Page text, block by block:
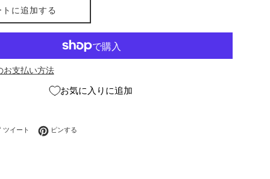
に追加する
お支払い方法
お気に入りに追加
でシェアする
ツイート Twitterに投稿する
ピンする